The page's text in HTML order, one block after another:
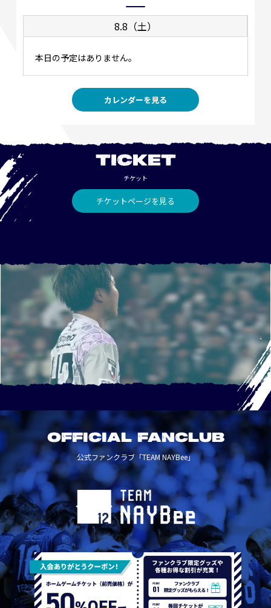
8.8（土）
本日の予定はありません。
カレンダーを見る
TICKET
チケット
チケットページを見る
OFFICIAL FANCLUB
公式ファンクラブ「TEAM NAYBee」